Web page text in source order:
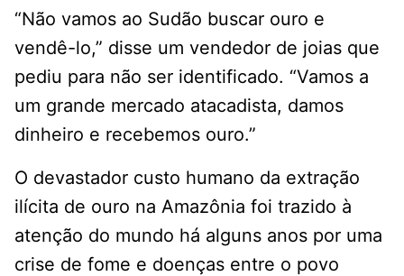
“Não vamos ao Sudão buscar ouro e
vendê-lo,” disse um vendedor de joias que
pediu para não ser identificado. “Vamos a
um grande mercado atacadista, damos
dinheiro e recebemos ouro.”
O devastador custo humano da extração
ilícita de ouro na Amazônia foi trazido à
atenção do mundo há alguns anos por uma
crise de fome e doenças entre o povo